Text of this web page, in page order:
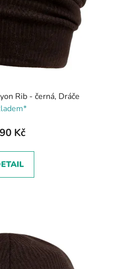
Rib - černá, Dráče
Kč